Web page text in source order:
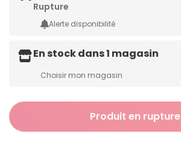
Rupture
Alerte disponibilité
En stock dans 1 magasin
Choisir mon magasin
Produit en rupture